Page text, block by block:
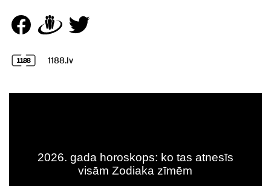
1188.lv